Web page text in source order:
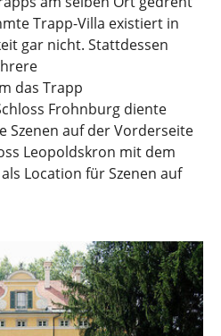
Trapp-Villa existiert in
gar nicht. Stattdessen
das Trapp
Frohnburg diente
Szenen auf der Vorderseite
Leopoldskron mit dem
Location für Szenen auf